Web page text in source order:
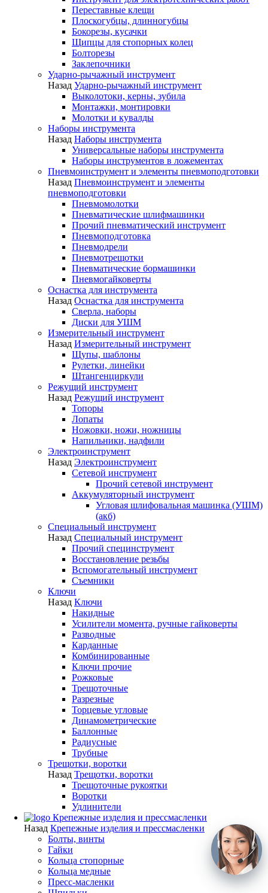
Переставные клещи
Плоскогубцы, длинногубцы
Бокорезы, кусачки
Щипцы для стопорных колец
Болторезы
Заклепочники
Ударно-рычажный инструмент
Назад Ударно-рычажный инструмент
Выколотоки, керны, зубила
Монтажки, монтировки
Молотки и кувалды
Наборы инструмента
Назад Наборы инструмента
Универсальные наборы инструмента
Наборы инструментов в ложементах
Пневмоинструмент и элементы пневмоподготовки
Назад Пневмоинструмент и элементы
пневмоподготовки
Пневмомолотки
Пневматические шлифмашинки
Прочий пневматический инструмент
Пневмоподготовка
Пневмодрели
Пневмотрещотки
Пневматические бормашинки
Пневмогайковерты
Оснастка для инструмента
Назад Оснастка для инструмента
Сверла, наборы
Диски для УШМ
Измерительный инструмент
Назад Измерительный инструмент
Щупы, шаблоны
Рулетки, линейки
Штангенциркули
Режущий инструмент
Назад Режущий инструмент
Топоры
Лопаты
Ножовки, ножи, ножницы
Напильники, надфили
Электроинструмент
Назад Электроинструмент
Сетевой инструмент
Прочий сетевой инструмент
Аккумуляторный инструмент
Угловая шлифовальная машинка (УШМ)
(акб)
Специальный инструмент
Назад Специальный инструмент
Прочий специнструмент
Восстановление резьбы
Вспомогательный инструмент
Съемники
Ключи
Назад Ключи
Накидные
Усилители момента, ручные гайковерты
Разводные
Карданные
Комбинированные
Ключи прочие
Рожковые
Трещоточные
Разрезные
Торцевые угловые
Динамометрические
Баллонные
Радиусные
Трубные
Трещотки, воротки
Назад Трещотки, воротки
Трещоточные рукоятки
Воротки
Удлинители
Крепежные изделия и прессмасленки
Назад Крепежные изделия и прессмасленки
Болты, винты
Гайки
Кольца стопорные
Кольца медные
Пресс-масленки